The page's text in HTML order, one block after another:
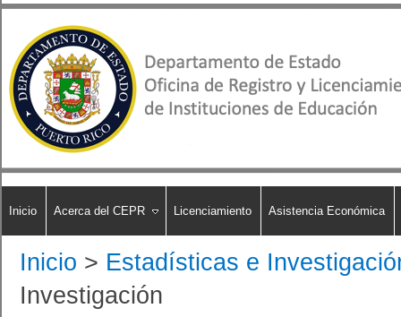
Inicio Acerca del CEPR Licenciamiento Asistencia Económica
Inicio > Estadísticas e
Investigación